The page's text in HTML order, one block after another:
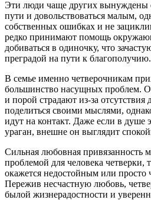
Эти люди чаще других вынуждены
пути и довольствоваться малым,
собственных ошибках и не
редко принимают помощь
добиваться в одиночку, что
преградой на пути к благополучию.
В семье именно четверочникам
большинство насущных проблем.
и порой страдают из-за отсутствия
поделиться своими мыслями,
идут на контакт. Даже если в душе
ураган, внешне он выглядит
Сильная любовная привязанность
проблемой для человека четверки,
окажется недостойным или просто
Пережив несчастную любовь,
былой жизнерадостности и